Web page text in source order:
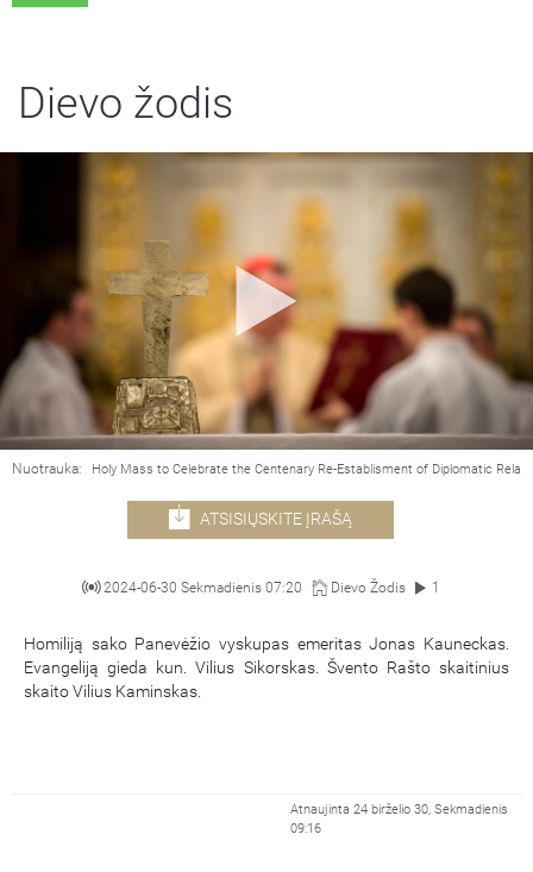
Dievo žodis
Nuotrauka: Holy Mass to Celebrate the Centenary Re-Establisment of Diplomatic
ATSISIŲSKITE ĮRAŠĄ
2024-06-30 Sekmadienis 07:20 Dievo Žodis 1
Homiliją sako Panevėžio vyskupas emeritas Jonas Kauneckas.
Evangeliją gieda kun. Vilius Sikorskas. Švento Rašto skaitinius
skaito Vilius Kaminskas.
Atnaujinta 24 birželio 30, Sekmadienis
09:16